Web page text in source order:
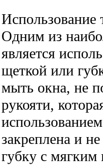
Использование
Одним из
является
щеткой или
мыть окна, не
рукояти,
закреплена и
губку с мягким